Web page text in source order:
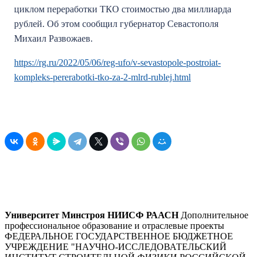
циклом переработки ТКО стоимостью два миллиарда
рублей. Об этом сообщил губернатор Севастополя
Михаил Развожаев.
https://rg.ru/2022/05/06/reg-ufo/v-sevastopole-postroiat-
kompleks-pererabotki-tko-za-2-mlrd-rublej.html
Университет Минстроя НИИСФ РААСН Дополнительное
профессиональное образование и отраслевые проекты
ФЕДЕРАЛЬНОЕ ГОСУДАРСТВЕННОЕ БЮДЖЕТНОЕ
УЧРЕЖДЕНИЕ "НАУЧНО-ИССЛЕДОВАТЕЛЬСКИЙ